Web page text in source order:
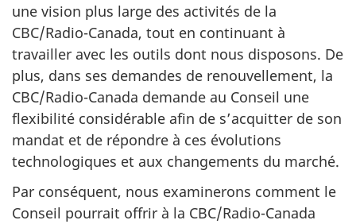
une vision plus large des activités de la
CBC/Radio-Canada, tout en continuant à
travailler avec les outils dont nous disposons. De
plus, dans ses demandes de renouvellement, la
CBC/Radio-Canada demande au Conseil une
flexibilité considérable afin de s’acquitter de son
mandat et de répondre à ces évolutions
technologiques et aux changements du marché.
Par conséquent, nous examinerons comment le
Conseil pourrait offrir à la CBC/Radio-Canada